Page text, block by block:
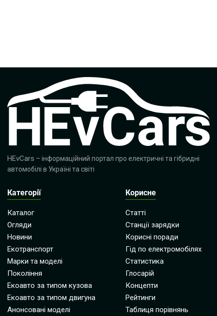
HEvCars – інформаційний портал про електричні та гібридні
автомобілі в Україні та світі
Категорії
Каталог
Огляди
Новини
Екотранспорт
Марки та моделі
Покоління
Екоавто за типом кузова
Екоавто за типом двигуна
Анонсовані моделі
Корисне
Статті
Станції зарядки
Корисні поради
Гід по електромобілях
Статистика
Глосарій
Концепти
Рейтинги
Таблиця порівнянь